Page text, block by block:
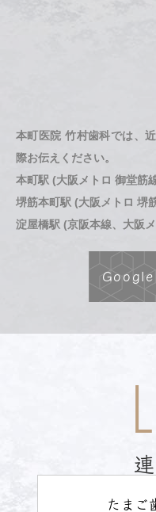
本町医院 竹村歯科では、
際お伝えください。
本町駅 (大阪メトロ 御堂筋
堺筋本町駅 (大阪メトロ 堺
淀屋橋駅 (京阪本線、大阪
たまご